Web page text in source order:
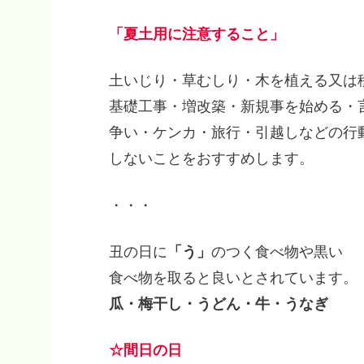
「夏土用に注意すること」
土いじり・草むしり・木を植える又は
基礎工事・増改築・新規事を始める・
争い・ケンカ・旅行・引越しなどの行
しないことをおすすめします。
・・・
丑の日に 「う」 のつく食べ物や黒い
食べ物を取ると良いとされています。
瓜・梅干し・うどん・牛・うなぎ
☆間日の日